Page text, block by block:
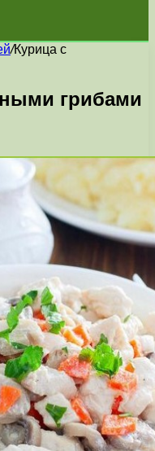
/Курица с
грибами